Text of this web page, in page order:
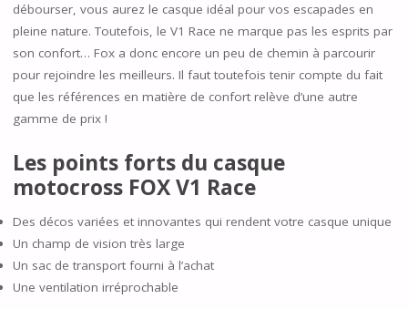
débourser, vous aurez le casque idéal pour vos escapades en
pleine nature. Toutefois, le V1 Race ne marque pas les esprits par
son confort… Fox a donc encore un peu de chemin à parcourir
pour rejoindre les meilleurs. Il faut toutefois tenir compte du fait
que les références en matière de confort relève d’une autre
gamme de prix !
Les points forts du casque
motocross FOX V1 Race
Des décos variées et innovantes qui rendent votre casque unique
Un champ de vision très large
Un sac de transport fourni à l’achat
Une ventilation irréprochable